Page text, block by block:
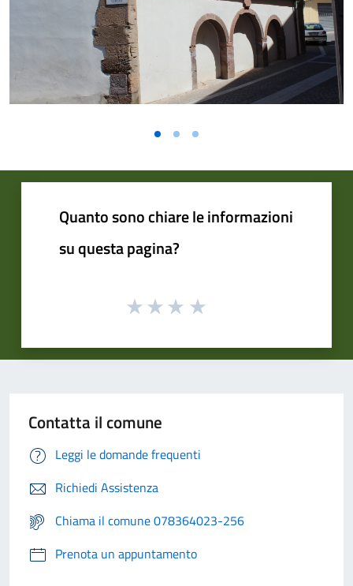
Quanto sono chiare le informazioni
su questa pagina?
Contatta il comune
Leggi le domande frequenti
Richiedi Assistenza
Chiama il comune 078364023-256
Prenota un appuntamento